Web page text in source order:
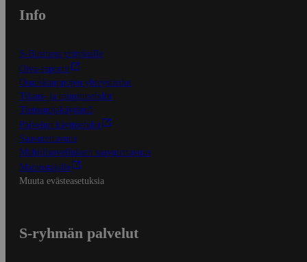
Info
S-Business yrityksille
Oiva-raportit
Osuuskauppojen yhteystiedot
Tilaus- ja toimitusehdot
Tietosuojakäytäntö
Palvelun käyttöehdot
Saavutettavuus
Mobiilisovelluksen saavutettavuus
Mainostajalle
Muuta evästeasetuksia
S-ryhmän palvelut